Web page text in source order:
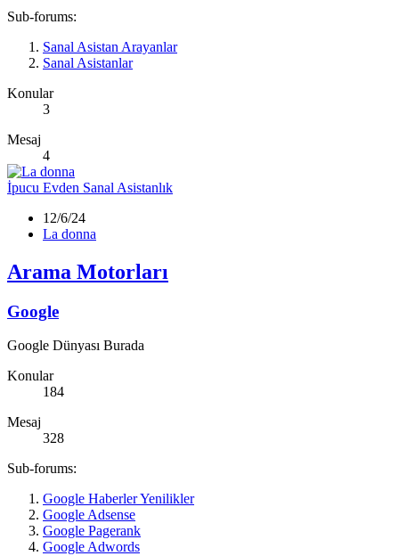
Sub-forums:
Sanal Asistan Arayanlar
Sanal Asistanlar
Konular
3
Mesaj
4
İpucu Evden Sanal Asistanlık
12/6/24
La donna
Arama Motorları
Google
Google Dünyası Burada
Konular
184
Mesaj
328
Sub-forums:
Google Haberler Yenilikler
Google Adsense
Google Pagerank
Google Adwords